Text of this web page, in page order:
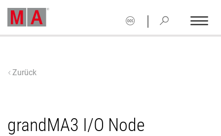
|
Zurück
grandMA3 I/O Node